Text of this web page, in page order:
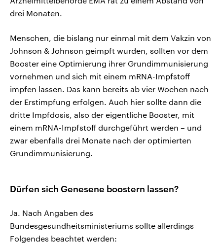
drei Monaten.
Menschen, die bislang nur einmal mit dem Vakzin von
Johnson & Johnson geimpft wurden, sollten vor dem
Booster eine Optimierung ihrer Grundimmunisierung
vornehmen und sich mit einem mRNA-Impfstoff
impfen lassen. Das kann bereits ab vier Wochen nach
der Erstimpfung erfolgen. Auch hier sollte dann die
dritte Impfdosis, also der eigentliche Booster, mit
einem mRNA-Impfstoff durchgeführt werden – und
zwar ebenfalls drei Monate nach der optimierten
Grundimmunisierung.
Dürfen sich Genesene boostern lassen?
Ja. Nach Angaben des
Bundesgesundheitsministeriums sollte allerdings
Folgendes beachtet werden: